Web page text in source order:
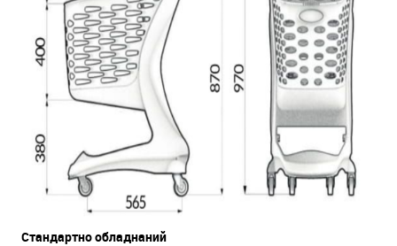
Стандартно обладнаний